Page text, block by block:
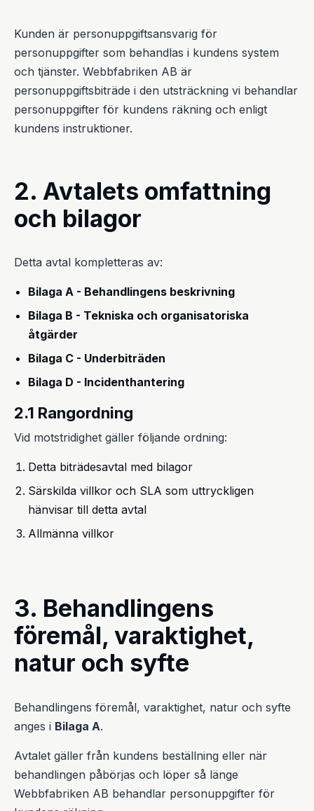
Kunden är personuppgiftsansvarig för
personuppgifter som behandlas i kundens system
och tjänster. Webbfabriken AB är
personuppgiftsbiträde i den utsträckning vi behandlar
personuppgifter för kundens räkning och enligt
kundens instruktioner.
2. Avtalets omfattning
och bilagor
Detta avtal kompletteras av:
Bilaga A - Behandlingens beskrivning
Bilaga B - Tekniska och organisatoriska
åtgärder
Bilaga C - Underbiträden
Bilaga D - Incidenthantering
2.1 Rangordning
Vid motstridighet gäller följande ordning:
Detta biträdesavtal med bilagor
Särskilda villkor och SLA som uttryckligen
hänvisar till detta avtal
Allmänna villkor
3. Behandlingens
föremål, varaktighet,
natur och syfte
Behandlingens föremål, varaktighet, natur och syfte
anges i Bilaga A.
Avtalet gäller från kundens beställning eller när
behandlingen påbörjas och löper så länge
Webbfabriken AB behandlar personuppgifter för